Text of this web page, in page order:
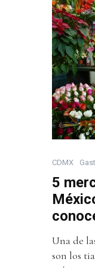
CDMX
5
Una de
son los